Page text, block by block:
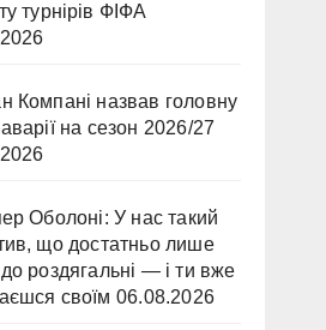
турнірів ФІФА
Компані назвав головну
на сезон 2026/27
Оболоні: У нас такий
що достатньо лише
роздягальні — і ти вже
своїм 06.08.2026